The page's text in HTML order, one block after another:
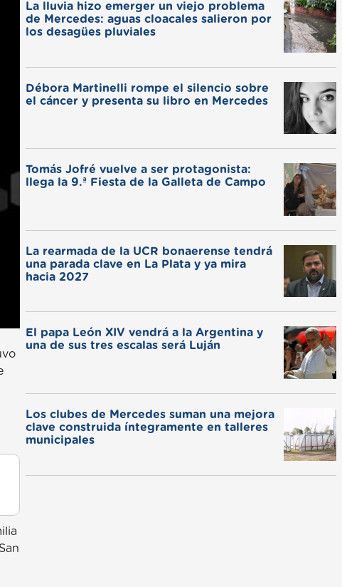
La lluvia hizo emerger un viejo problema
de Mercedes: aguas cloacales salieron por
los desagües pluviales
Débora Martinelli rompe el silencio sobre
el cáncer y presenta su libro en Mercedes
Tomás Jofré vuelve a ser protagonista:
llega la 9.ª Fiesta de la Galleta de Campo
La rearmada de la UCR bonaerense tendrá
una parada clave en La Plata y ya mira
hacia 2027
El papa León XIV vendrá a la Argentina y
una de sus tres escalas será Luján
Los clubes de Mercedes suman una mejora
clave construida íntegramente en talleres
municipales